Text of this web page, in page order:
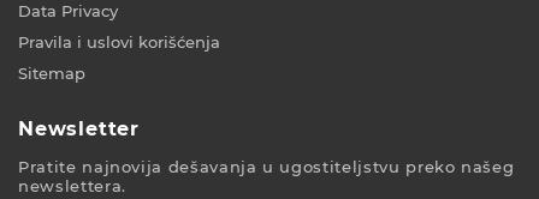
Data Privacy
Pravila i uslovi korišćenja
Sitemap
Newsletter
Pratite najnovija dešavanja u ugostiteljstvu preko našeg
newslettera.